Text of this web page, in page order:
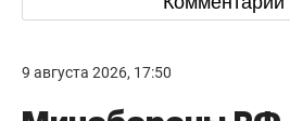
9 августа 2026, 17:50